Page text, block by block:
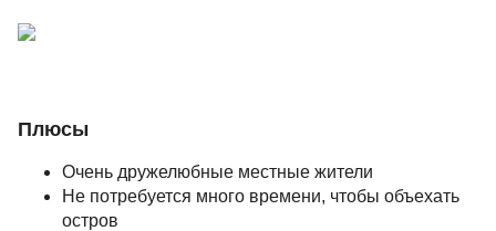
Плюсы
Очень дружелюбные местные жители
Не потребуется много времени, чтобы объехать
остров